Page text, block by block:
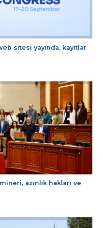
sitesi yayında, kayıtlar
azınlık hakları ve